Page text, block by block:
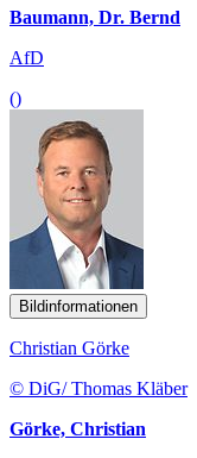
Baumann, Dr. Bernd
AfD
()
Bildinformationen
Christian Görke
© DiG/ Thomas Kläber
Görke, Christian